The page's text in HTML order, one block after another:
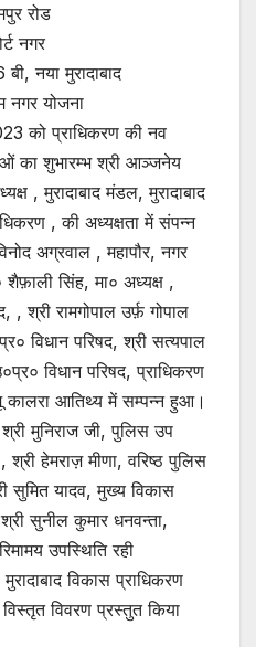
रोड
नगर
नया मुरादाबाद
नगर योजना
को प्राधिकरण की नव
का शुभारम्भ श्री आञ्जनेय
, मुरादाबाद मंडल, मुरादाबाद
, की अध्यक्षता में संपन्न
अग्रवाल , महापौर, नगर
शैफ़ाली सिंह, मा० अध्यक्ष ,
, श्री रामगोपाल उर्फ़ गोपाल
विधान परिषद, श्री सत्यपाल
विधान परिषद, प्राधिकरण
कालरा आतिथ्य में सम्पन्न हुआ।
मुनिराज जी, पुलिस उप
, श्री हेमराज़ मीणा, वरिष्ठ पुलिस
सुमित यादव, मुख्य विकास
सुनील कुमार धनवन्ता,
उपस्थिति रही
विकास प्राधिकरण
विस्तृत विवरण प्रस्तुत किया